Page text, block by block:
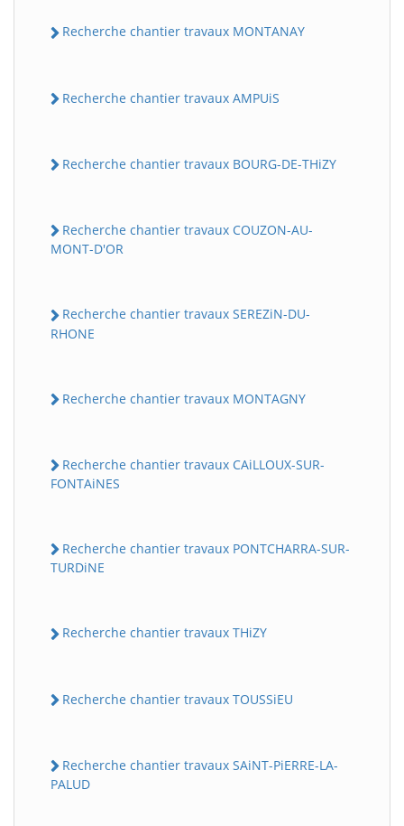
Recherche chantier travaux MONTANAY
Recherche chantier travaux AMPUiS
Recherche chantier travaux BOURG-DE-THiZY
Recherche chantier travaux COUZON-AU-
MONT-D'OR
Recherche chantier travaux SEREZiN-DU-
RHONE
Recherche chantier travaux MONTAGNY
Recherche chantier travaux CAiLLOUX-SUR-
FONTAiNES
Recherche chantier travaux PONTCHARRA-SUR-
TURDiNE
Recherche chantier travaux THiZY
Recherche chantier travaux TOUSSiEU
Recherche chantier travaux SAiNT-PiERRE-LA-
PALUD